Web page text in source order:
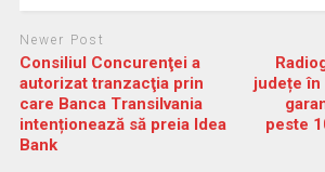
Newer Post
Consiliul Concurenţei a
autorizat tranzacţia prin
care Banca Transilvania
intenționează să preia Idea
Bank
județe în
peste